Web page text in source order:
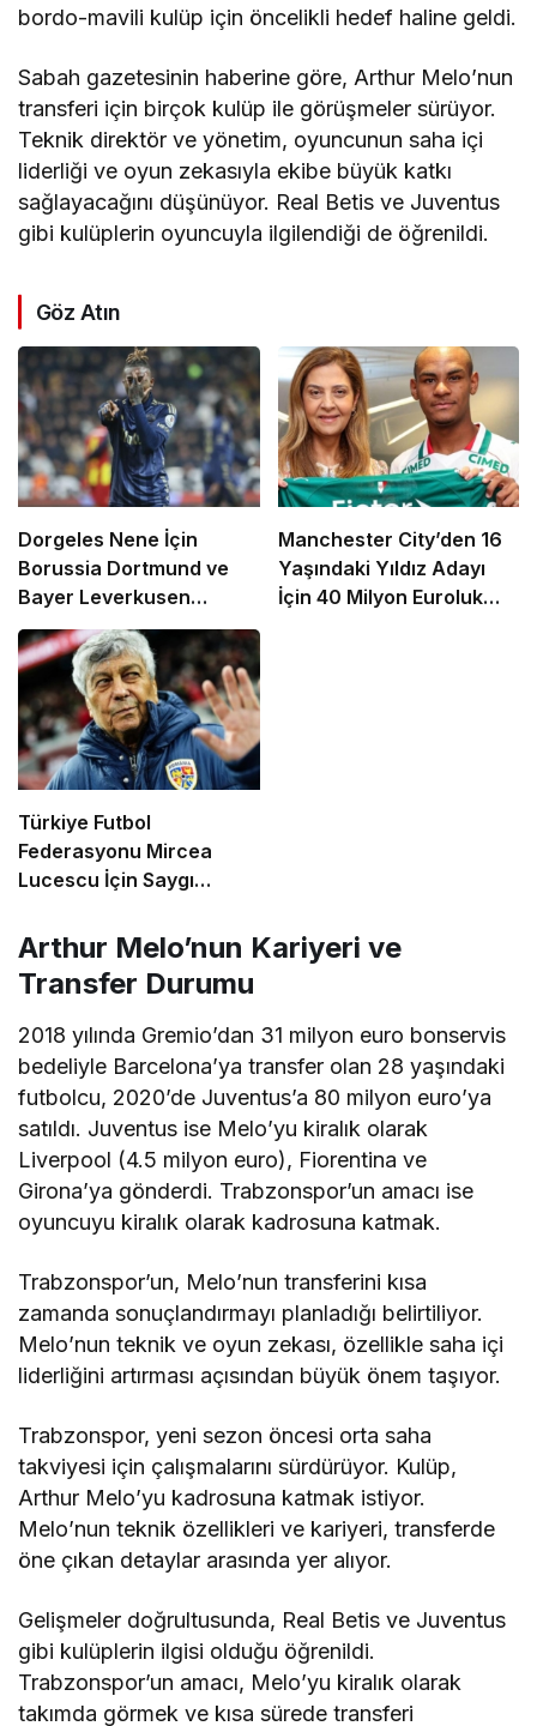
bordo-mavili kulüp için öncelikli hedef haline geldi.
Sabah gazetesinin haberine göre, Arthur Melo’nun
transferi için birçok kulüp ile görüşmeler sürüyor.
Teknik direktör ve yönetim, oyuncunun saha içi
liderliği ve oyun zekasıyla ekibe büyük katkı
sağlayacağını düşünüyor. Real Betis ve Juventus
gibi kulüplerin oyuncuyla ilgilendiği de öğrenildi.
Göz Atın
Dorgeles Nene İçin
Borussia Dortmund ve
Bayer Leverkusen
Devreye Girdi
Manchester City’den 16
Yaşındaki Yıldız Adayı
İçin 40 Milyon Euroluk
Türkiye Futbol
Federasyonu Mircea
Lucescu İçin Saygı
Arthur Melo’nun Kariyeri ve
Transfer Durumu
2018 yılında Gremio’dan 31 milyon euro bonservis
bedeliyle Barcelona’ya transfer olan 28 yaşındaki
futbolcu, 2020’de Juventus’a 80 milyon euro’ya
satıldı. Juventus ise Melo’yu kiralık olarak
Liverpool (4.5 milyon euro), Fiorentina ve
Girona’ya gönderdi. Trabzonspor’un amacı ise
oyuncuyu kiralık olarak kadrosuna katmak.
Trabzonspor’un, Melo’nun transferini kısa
zamanda sonuçlandırmayı planladığı belirtiliyor.
Melo’nun teknik ve oyun zekası, özellikle saha içi
liderliğini artırması açısından büyük önem taşıyor.
Trabzonspor, yeni sezon öncesi orta saha
takviyesi için çalışmalarını sürdürüyor. Kulüp,
Arthur Melo’yu kadrosuna katmak istiyor.
Melo’nun teknik özellikleri ve kariyeri, transferde
öne çıkan detaylar arasında yer alıyor.
Gelişmeler doğrultusunda, Real Betis ve Juventus
gibi kulüplerin ilgisi olduğu öğrenildi.
Trabzonspor’un amacı, Melo’yu kiralık olarak
takımda görmek ve kısa sürede transferi